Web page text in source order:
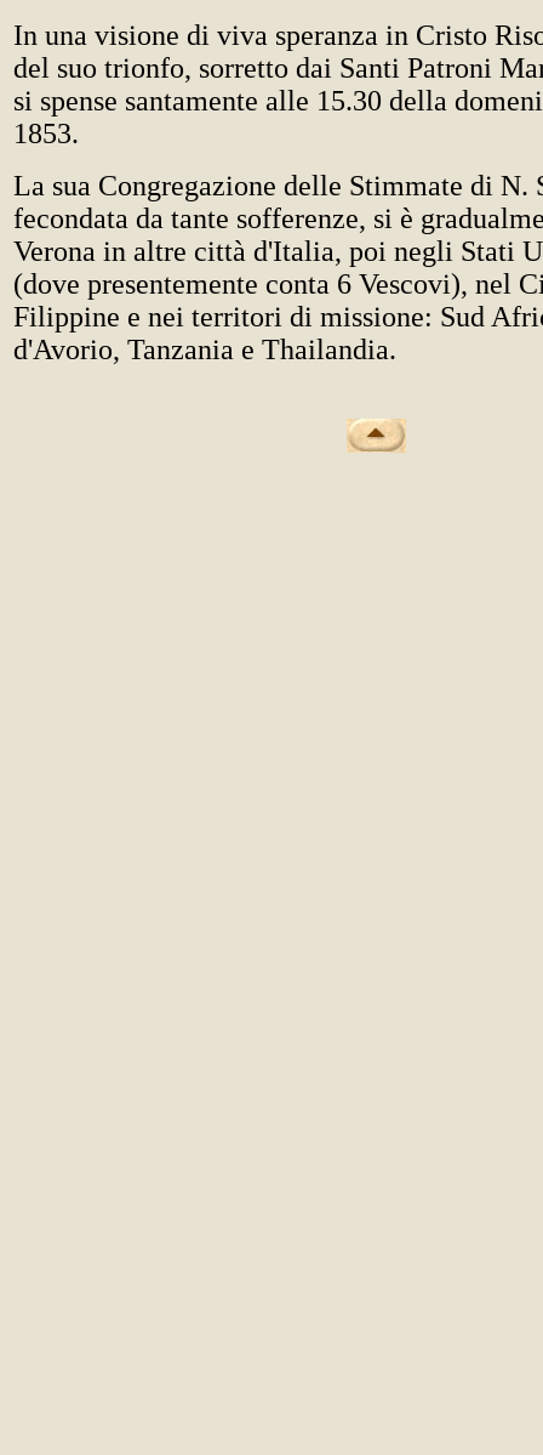
In una visione di viva speranza in Cristo
del suo trionfo, sorretto dai Santi Patroni
si spense santamente alle 15.30 della
1853.
La sua Congregazione delle Stimmate di N.
fecondata da tante sofferenze, si è
Verona in altre città d'Italia, poi negli Stati
(dove presentemente conta 6 Vescovi), nel
Filippine e nei territori di missione: Sud
d'Avorio, Tanzania e Thailandia.